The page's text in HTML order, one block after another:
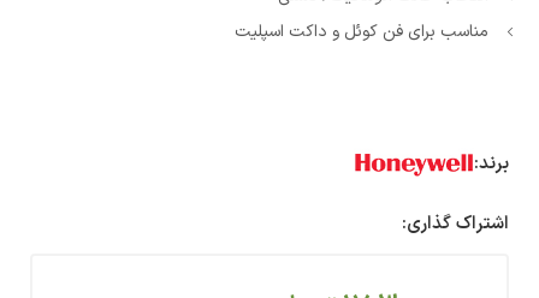
مناسب برای فن کوئل و داکت اسپلیت
برند:
اشتراک گذاری: